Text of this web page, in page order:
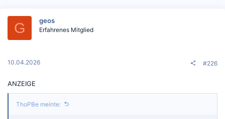
G geos
Erfahrenes Mitglied
10.04.2026 #226
ANZEIGE
ThoPBe meinte: